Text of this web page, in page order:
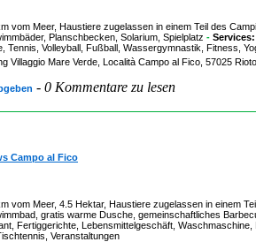
vom Meer, Haustiere zugelassen in einem Teil des
Planschbecken, Solarium, Spielplatz - Services:
Tennis, Volleyball, Fußball, Wassergymnastik, Fitness,
Villaggio Mare Verde , Località Campo al Fico, 57025
- 0 Kommentare zu lesen
Campo al Fico
vom Meer, 4.5 Hektar, Haustiere zugelassen in einem
gratis warme Dusche, gemeinschaftliches
Fertiggerichte, Lebensmittelgeschäft,
Veranstaltungen